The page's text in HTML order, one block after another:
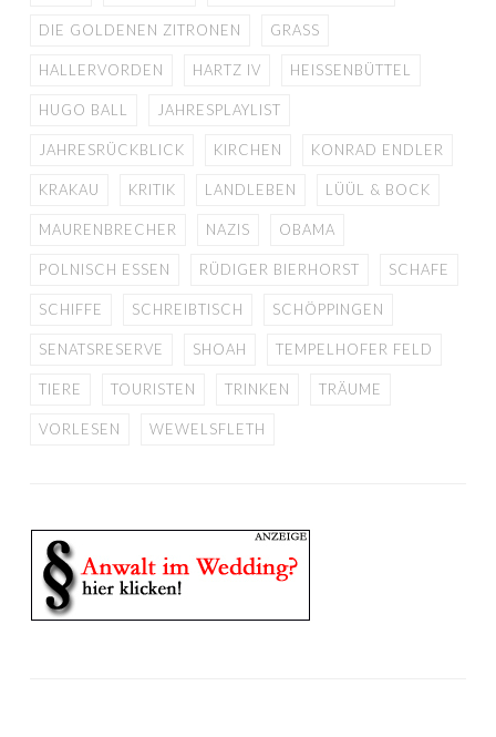
DIE GOLDENEN ZITRONEN GRASS
HALLERVORDEN HARTZ IV HEISSENBÜTTEL
HUGO BALL JAHRESPLAYLIST
JAHRESRÜCKBLICK KIRCHEN KONRAD ENDLER
KRAKAU KRITIK LANDLEBEN LÜÜL & BOCK
MAURENBRECHER NAZIS OBAMA
POLNISCH ESSEN RÜDIGER BIERHORST SCHAFE
SCHIFFE SCHREIBTISCH SCHÖPPINGEN
SENATSRESERVE SHOAH TEMPELHOFER FELD
TIERE TOURISTEN TRINKEN TRÄUME
VORLESEN WEWELSFLETH